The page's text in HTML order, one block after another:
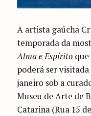
A artista gaúcha
temporada da
Alma e Espírito
poderá ser
janeiro sob a
Museu de Arte de
Catarina (Rua 15